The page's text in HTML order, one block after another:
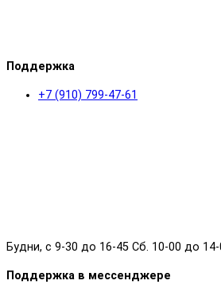
Поддержка
+7 (910) 799-47-61
Будни, с 9-30 до 16-45 Сб. 10-00 до 14-
Поддержка в мессенджере